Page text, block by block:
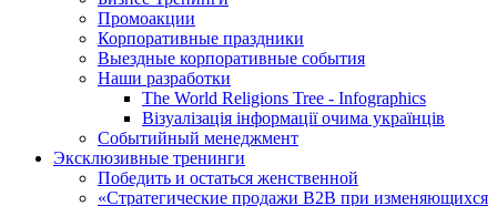
Промоакции
Корпоративные праздники
Выездные корпоративные события
Наши разработки
The World Religions Tree - Infographics
Візуалізація інформації очима українців
Событийный менеджмент
Эксклюзивные тренинги
Победить и остаться женственной
«Стратегические продажи В2В при изменяющихся